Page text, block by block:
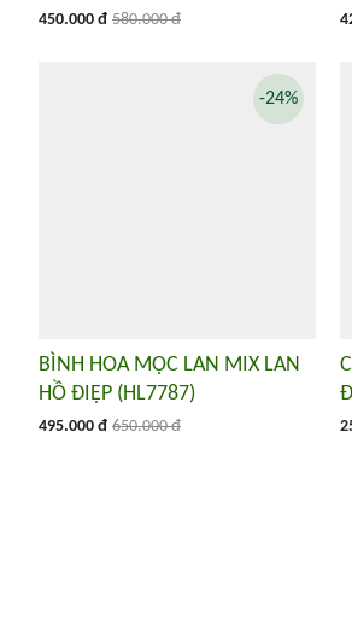
450.000 đ 580.000 đ
BÌNH HOA MỘC LAN MIX LAN
HỒ ĐIỆP (HL7787)
495.000 đ 650.000 đ
-24%